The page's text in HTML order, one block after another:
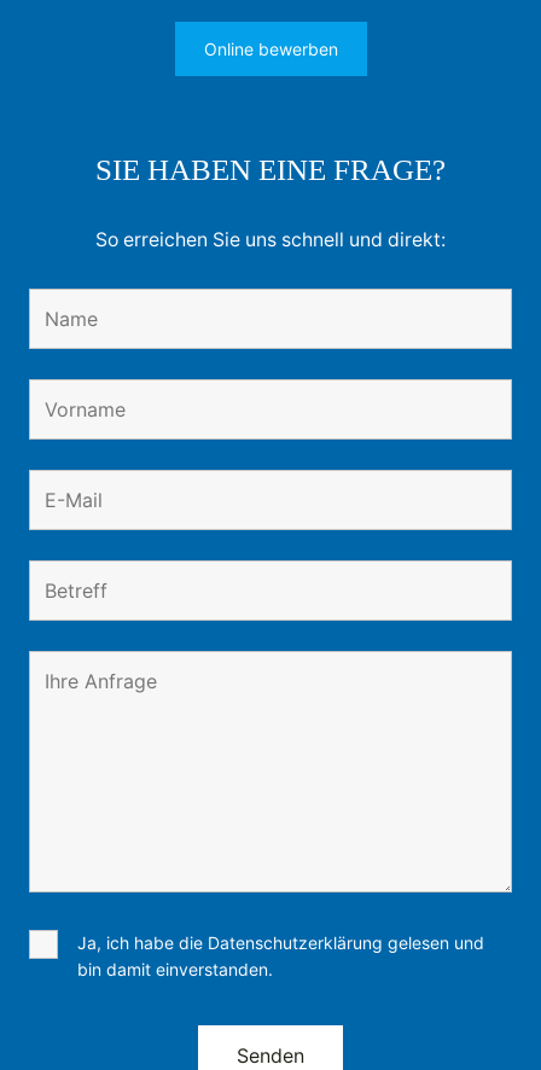
Online bewerben
SIE HABEN EINE FRAGE?
So erreichen Sie uns schnell und direkt:
Ja, ich habe die Datenschutzerklärung gelesen und
bin damit einverstanden.